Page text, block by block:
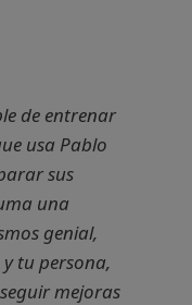
de entrenar
usa Pablo
sus
una
genial,
tu persona,
mejoras